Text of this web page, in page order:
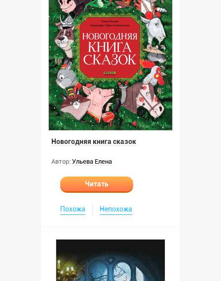
Новогодняя книга сказок
Автор: Ульева Елена
Читать
Похожа Непохожа